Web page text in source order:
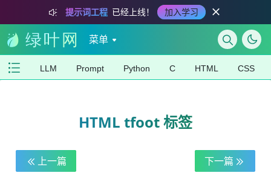
提示词工程 已经上线！ 加入学习
菜单
LLM Prompt Python C HTML CSS
HTML tfoot 标签
上一篇 下一篇